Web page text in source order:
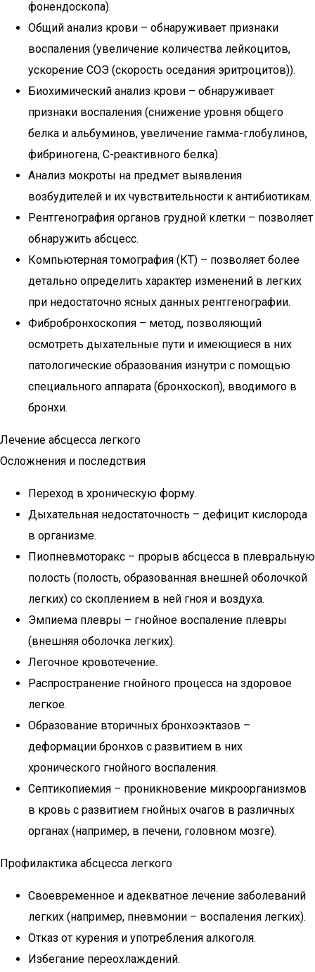
фонендоскопа).
Общий анализ крови – обнаруживает признаки
воспаления (увеличение количества лейкоцитов,
ускорение СОЭ (скорость оседания эритроцитов)).
Биохимический анализ крови – обнаруживает
признаки воспаления (снижение уровня общего
белка и альбуминов, увеличение гамма-глобулинов,
фибриногена, С-реактивного белка).
Анализ мокроты на предмет выявления
возбудителей и их чувствительности к антибиотикам.
Рентгенография органов грудной клетки – позволяет
обнаружить абсцесс.
Компьютерная томография (КТ) – позволяет более
детально определить характер изменений в легких
при недостаточно ясных данных рентгенографии.
Фибробронхоскопия – метод, позволяющий
осмотреть дыхательные пути и имеющиеся в них
патологические образования изнутри с помощью
специального аппарата (бронхоскоп), вводимого в
бронхи.
Лечение абсцесса легкого
Осложнения и последствия
Переход в хроническую форму.
Дыхательная недостаточность – дефицит кислорода
в организме.
Пиопневмоторакс – прорыв абсцесса в плевральную
полость (полость, образованная внешней оболочкой
легких) со скоплением в ней гноя и воздуха.
Эмпиема плевры – гнойное воспаление плевры
(внешняя оболочка легких).
Легочное кровотечение.
Распространение гнойного процесса на здоровое
легкое.
Образование вторичных бронхоэктазов –
деформации бронхов с развитием в них
хронического гнойного воспаления.
Септикопиемия – проникновение микроорганизмов
в кровь с развитием гнойных очагов в различных
органах (например, в печени, головном мозге).
Профилактика абсцесса легкого
Своевременное и адекватное лечение заболеваний
легких (например, пневмонии – воспаления легких).
Отказ от курения и употребления алкоголя.
Избегание переохлаждений.